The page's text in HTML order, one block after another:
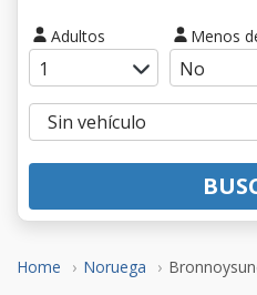
Home Noruega
Adultos Menos